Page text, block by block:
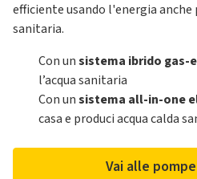
efficiente usando l'energia anche
sanitaria.
Con unsistema ibrido
l’acqua sanitaria
Con unsistema all-in-one
casa e produci acqua calda
Vai alle